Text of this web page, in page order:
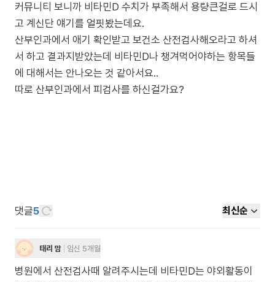
커뮤니티 보니까 비타민D 수치가 부족해서 용량큰걸로 드시
고 계신단 얘기를 얼핏봤는데요.
산부인과에서 애기 확인받고 보건소 산전검사해오라고 하셔
서 하고 결과지받았는데 비타민D나 챙겨먹어야하는 항목들
에 대해서는 안나오는 것 같아서요..
따로 산부인과에서 피검사를 하신걸가요?
댓글5 최신순
태리 맘 임신 5개월
병원에서 산전검사때 알려주시는데 비타민D는 야외활동이